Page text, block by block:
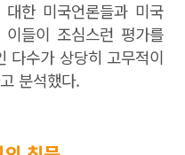
한 미국언론들과 미국
들이 조심스런 평가를
다수가 상당히 고무적이
분석했다.